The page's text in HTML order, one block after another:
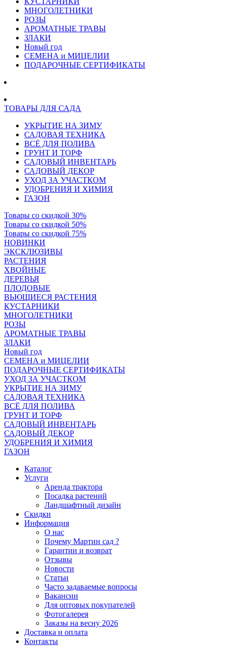
МНОГОЛЕТНИКИ
РОЗЫ
АРОМАТНЫЕ ТРАВЫ
ЗЛАКИ
Новый год
СЕМЕНА и МИЦЕЛИИ
ПОДАРОЧНЫЕ СЕРТИФИКАТЫ
ТОВАРЫ ДЛЯ САДА
УКРЫТИЕ НА ЗИМУ
САДОВАЯ ТЕХНИКА
ВСЁ ДЛЯ ПОЛИВА
ГРУНТ И ТОРФ
САДОВЫЙ ИНВЕНТАРЬ
САДОВЫЙ ДЕКОР
УХОД ЗА УЧАСТКОМ
УДОБРЕНИЯ И ХИМИЯ
ГАЗОН
Товары со скидкой 30%
Товары со скидкой 50%
Товары со скидкой 75%
НОВИНКИ
ЭКСКЛЮЗИВЫ
РАСТЕНИЯ
ХВОЙНЫЕ
ДЕРЕВЬЯ
ПЛОДОВЫЕ
ВЬЮЩИЕСЯ РАСТЕНИЯ
КУСТАРНИКИ
МНОГОЛЕТНИКИ
РОЗЫ
АРОМАТНЫЕ ТРАВЫ
ЗЛАКИ
Новый год
СЕМЕНА и МИЦЕЛИИ
ПОДАРОЧНЫЕ СЕРТИФИКАТЫ
УХОД ЗА УЧАСТКОМ
УКРЫТИЕ НА ЗИМУ
САДОВАЯ ТЕХНИКА
ВСЁ ДЛЯ ПОЛИВА
ГРУНТ И ТОРФ
САДОВЫЙ ИНВЕНТАРЬ
САДОВЫЙ ДЕКОР
УДОБРЕНИЯ И ХИМИЯ
ГАЗОН
Каталог
Услуги
Аренда трактора
Посадка растений
Ландшафтный дизайн
Скидки
Информация
О нас
Почему Мартин сад ?
Гарантии и возврат
Отзывы
Новости
Статьи
Часто задаваемые вопросы
Вакансии
Для оптовых покупателей
Фотогалерея
Заказы на весну 2026
Доставка и оплата
Контакты